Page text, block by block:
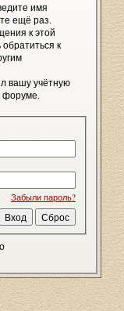
имя
ещё раз.
к этой
к
вашу учётную
форуме.
Забыли пароль?